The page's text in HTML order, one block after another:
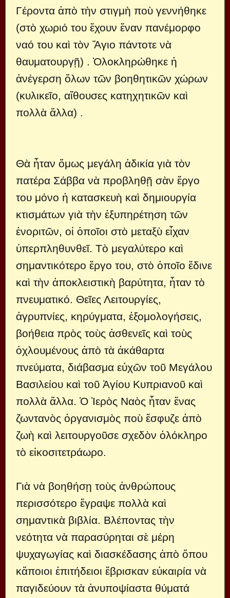
Γέροντα ἀπὸ τὴν στιγμὴ ποὺ γεννήθηκε
(στὸ χωριό του ἔχουν ἕναν πανέμορφο
ναό του καὶ τὸν Ἅγιο πάντοτε νὰ
θαυματουργῇ) . Ὁλοκληρώθηκε ἡ
ἀνέγερση ὅλων τῶν βοηθητικῶν χώρων
(κυλικεῖο, αἴθουσες κατηχητικῶν καὶ
πολλὰ ἄλλα) .
Θὰ ἦταν ὅμως μεγάλη ἀδικία γιὰ τὸν
πατέρα Σάββα νὰ προβληθῇ σὰν ἔργο
του μόνο ἡ κατασκευὴ καὶ δημιουργία
κτισμάτων γιὰ τὴν ἐξυπηρέτηση τῶν
ἐνοριτῶν, οἱ ὁποῖοι στὸ μεταξὺ εἶχαν
ὑπερπληθυνθεῖ. Τὸ μεγαλύτερο καὶ
σημαντικότερο ἔργο του, στὸ ὁποῖο ἔδινε
καὶ τὴν ἀποκλειστικὴ βαρύτητα, ἦταν τὸ
πνευματικό. Θεῖες Λειτουργίες,
ἀγρυπνίες, κηρύγματα, ἐξομολογήσεις,
βοήθεια πρὸς τοὺς ἀσθενεῖς καὶ τοὺς
ὀχλουμένους ἀπὸ τὰ ἀκάθαρτα
πνεύματα, διάβασμα εὐχῶν τοῦ Μεγάλου
Βασιλείου καὶ τοῦ Ἁγίου Κυπριανοῦ καὶ
πολλὰ ἄλλα. Ὁ Ἱερὸς Ναὸς ἦταν ἕνας
ζωντανὸς ὀργανισμὸς ποὺ ἔσφυζε ἀπὸ
ζωὴ καὶ λειτουργοῦσε σχεδὸν ὁλόκληρο
τὸ εἰκοσιτετράωρο.
Γιὰ νὰ βοηθήσῃ τοὺς ἀνθρώπους
περισσότερο ἔγραψε πολλὰ καὶ
σημαντικὰ βιβλία. Βλέποντας τὴν
νεότητα νὰ παρασύρηται σὲ μέρη
ψυχαγωγίας καὶ διασκέδασης ἀπὸ ὅπου
κἄποιοι ἐπιτήδειοι ἔβρισκαν εὐκαιρία νὰ
παγιδεύουν τὰ ἀνυποψίαστα θύματά